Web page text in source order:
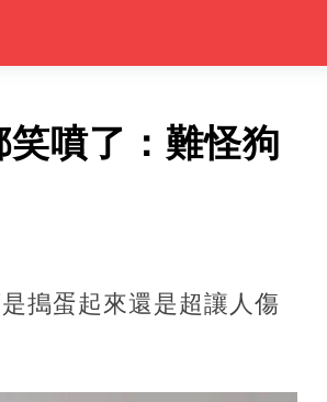
噴了：難怪狗
搗蛋起來還是超讓人傷